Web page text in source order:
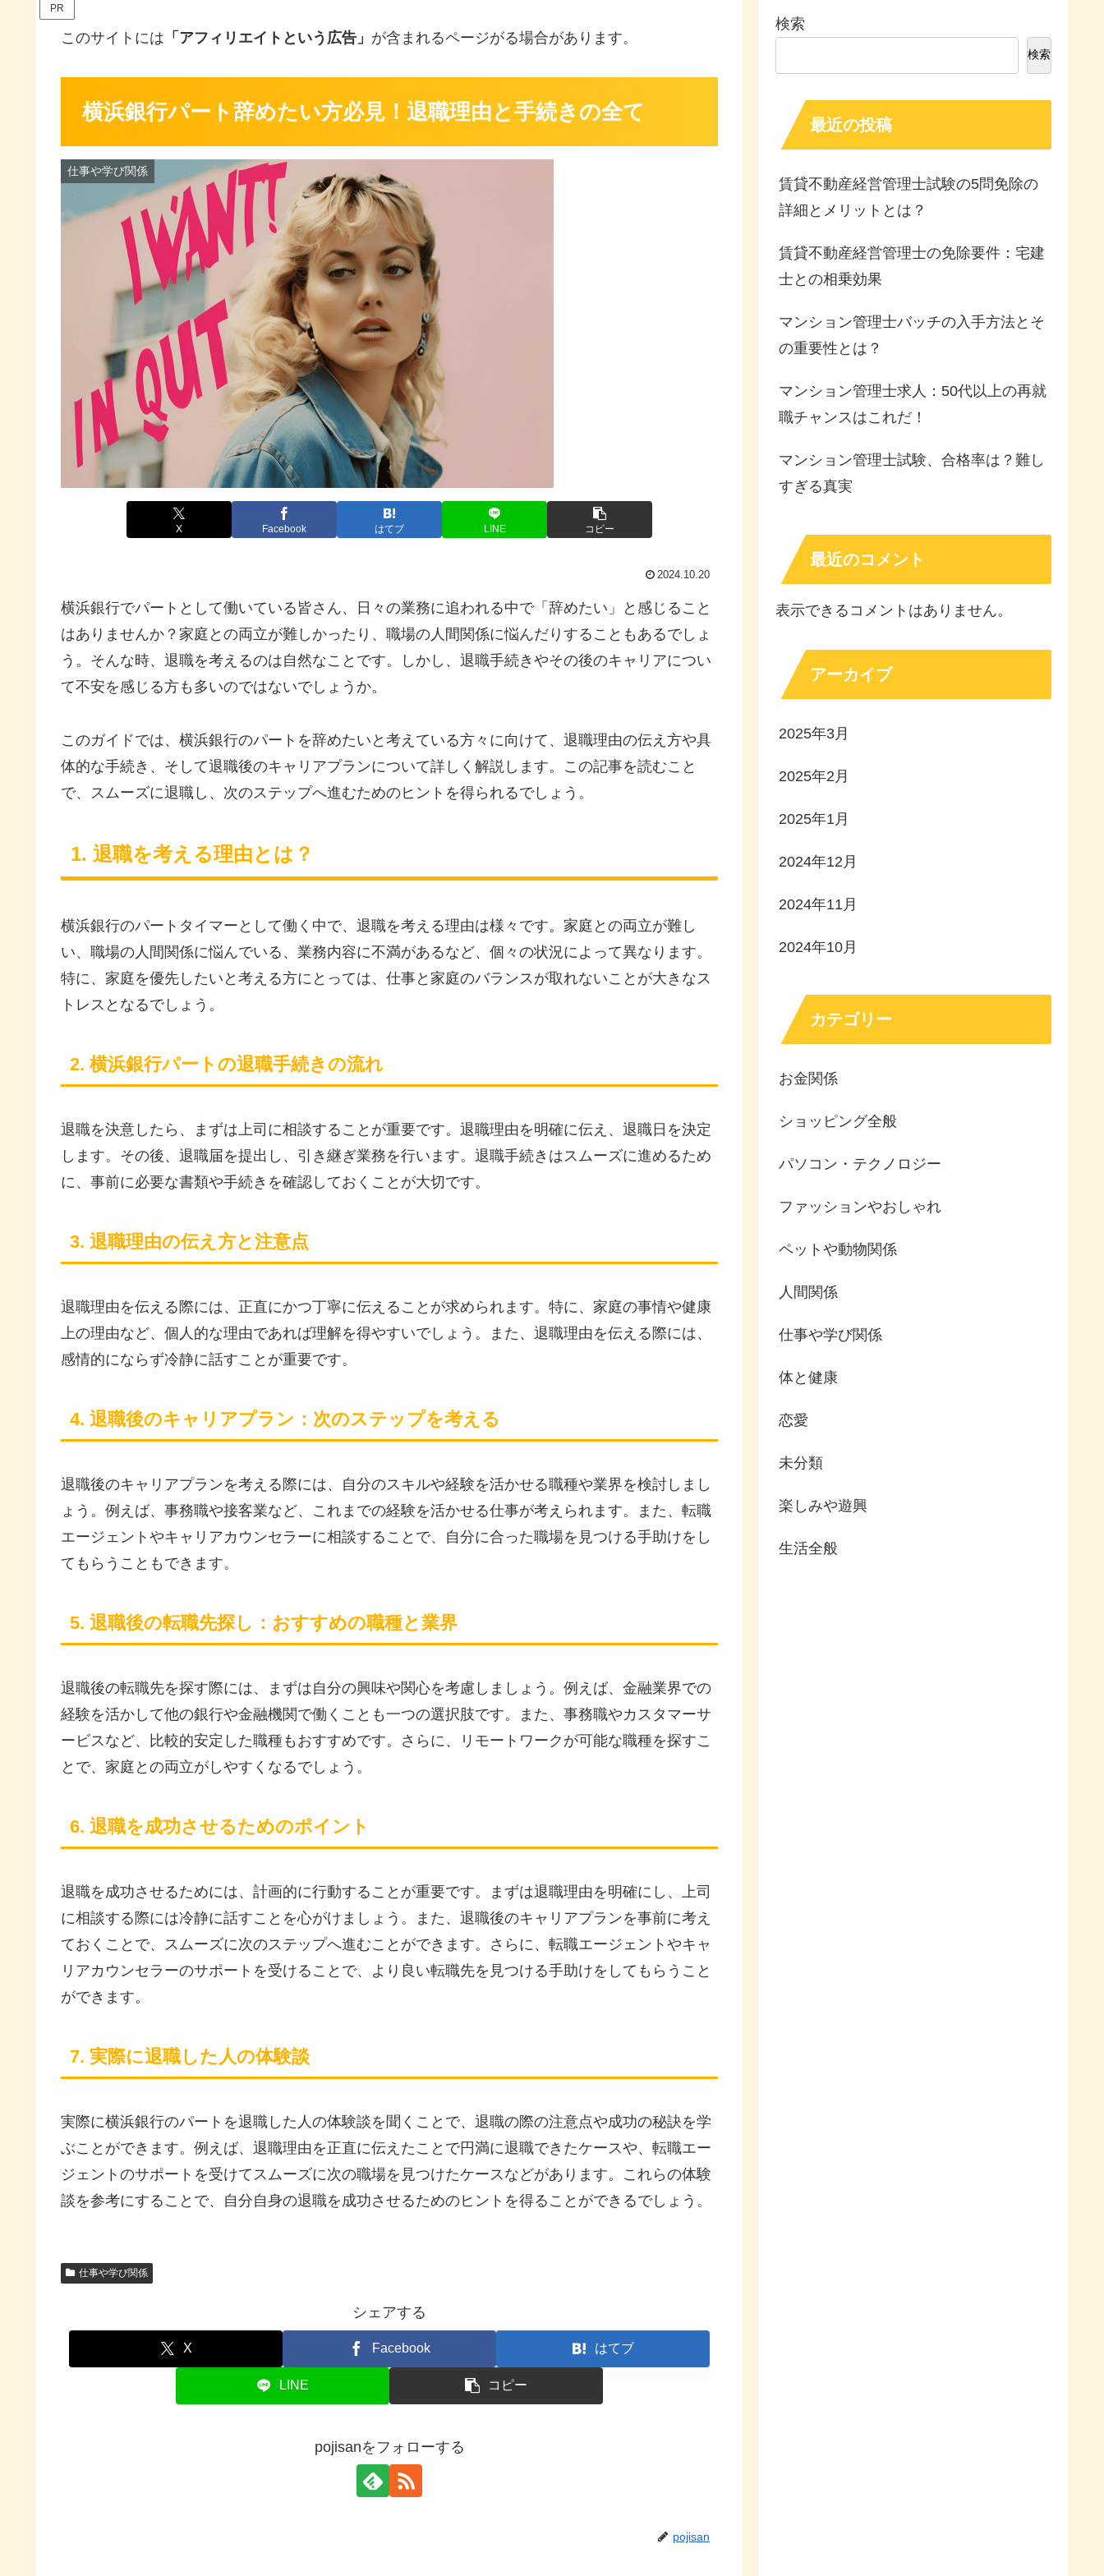
PR
このサイトには 「アフィリエイトという広告」 が含まれるページがる場合があります。
横浜銀行パート辞めたい方必見！退職理由と手続きの全て
仕事や学び関係
X Facebook はてブ LINE コピー
2024.10.20
横浜銀行でパートとして働いている皆さん、日々の業務に追われる中で「辞めたい」と感じること
はありませんか？家庭との両立が難しかったり、職場の人間関係に悩んだりすることもあるでしょ
う。そんな時、退職を考えるのは自然なことです。しかし、退職手続きやその後のキャリアについ
て不安を感じる方も多いのではないでしょうか。
このガイドでは、横浜銀行のパートを辞めたいと考えている方々に向けて、退職理由の伝え方や具
体的な手続き、そして退職後のキャリアプランについて詳しく解説します。この記事を読むこと
で、スムーズに退職し、次のステップへ進むためのヒントを得られるでしょう。
1. 退職を考える理由とは？
横浜銀行のパートタイマーとして働く中で、退職を考える理由は様々です。家庭との両立が難し
い、職場の人間関係に悩んでいる、業務内容に不満があるなど、個々の状況によって異なります。
特に、家庭を優先したいと考える方にとっては、仕事と家庭のバランスが取れないことが大きなス
トレスとなるでしょう。
2. 横浜銀行パートの退職手続きの流れ
退職を決意したら、まずは上司に相談することが重要です。退職理由を明確に伝え、退職日を決定
します。その後、退職届を提出し、引き継ぎ業務を行います。退職手続きはスムーズに進めるため
に、事前に必要な書類や手続きを確認しておくことが大切です。
3. 退職理由の伝え方と注意点
退職理由を伝える際には、正直にかつ丁寧に伝えることが求められます。特に、家庭の事情や健康
上の理由など、個人的な理由であれば理解を得やすいでしょう。また、退職理由を伝える際には、
感情的にならず冷静に話すことが重要です。
4. 退職後のキャリアプラン：次のステップを考える
退職後のキャリアプランを考える際には、自分のスキルや経験を活かせる職種や業界を検討しまし
ょう。例えば、事務職や接客業など、これまでの経験を活かせる仕事が考えられます。また、転職
エージェントやキャリアカウンセラーに相談することで、自分に合った職場を見つける手助けをし
てもらうこともできます。
5. 退職後の転職先探し：おすすめの職種と業界
退職後の転職先を探す際には、まずは自分の興味や関心を考慮しましょう。例えば、金融業界での
経験を活かして他の銀行や金融機関で働くことも一つの選択肢です。また、事務職やカスタマーサ
ービスなど、比較的安定した職種もおすすめです。さらに、リモートワークが可能な職種を探すこ
とで、家庭との両立がしやすくなるでしょう。
6. 退職を成功させるためのポイント
退職を成功させるためには、計画的に行動することが重要です。まずは退職理由を明確にし、上司
に相談する際には冷静に話すことを心がけましょう。また、退職後のキャリアプランを事前に考え
ておくことで、スムーズに次のステップへ進むことができます。さらに、転職エージェントやキャ
リアカウンセラーのサポートを受けることで、より良い転職先を見つける手助けをしてもらうこと
ができます。
7. 実際に退職した人の体験談
実際に横浜銀行のパートを退職した人の体験談を聞くことで、退職の際の注意点や成功の秘訣を学
ぶことができます。例えば、退職理由を正直に伝えたことで円満に退職できたケースや、転職エー
ジェントのサポートを受けてスムーズに次の職場を見つけたケースなどがあります。これらの体験
談を参考にすることで、自分自身の退職を成功させるためのヒントを得ることができるでしょう。
仕事や学び関係
シェアする
X Facebook はてブ
LINE コピー
pojisanをフォローする
pojisan
検索
検索
最近の投稿
賃貸不動産経営管理士試験の5問免除の
詳細とメリットとは？
賃貸不動産経営管理士の免除要件：宅建
士との相乗効果
マンション管理士バッチの入手方法とそ
の重要性とは？
マンション管理士求人：50代以上の再就
職チャンスはこれだ！
マンション管理士試験、合格率は？難し
すぎる真実
最近のコメント
表示できるコメントはありません。
アーカイブ
2025年3月
2025年2月
2025年1月
2024年12月
2024年11月
2024年10月
カテゴリー
お金関係
ショッピング全般
パソコン・テクノロジー
ファッションやおしゃれ
ペットや動物関係
人間関係
仕事や学び関係
体と健康
恋愛
未分類
楽しみや遊興
生活全般